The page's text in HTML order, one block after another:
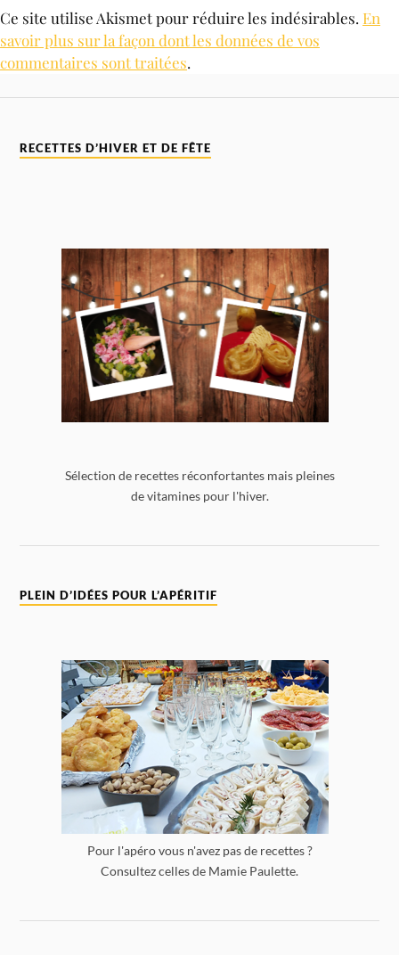
Ce site utilise Akismet pour réduire les indésirables. En
savoir plus sur la façon dont les données de vos
commentaires sont traitées.
RECETTES D’HIVER ET DE FÊTE
Sélection de recettes réconfortantes mais pleines
de vitamines pour l'hiver.
PLEIN D’IDÉES POUR L’APÉRITIF
Pour l'apéro vous n'avez pas de recettes ?
Consultez celles de Mamie Paulette.